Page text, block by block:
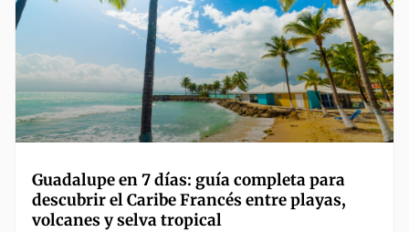
Guadalupe en 7 días: guía completa para
descubrir el Caribe Francés entre playas,
volcanes y selva tropical